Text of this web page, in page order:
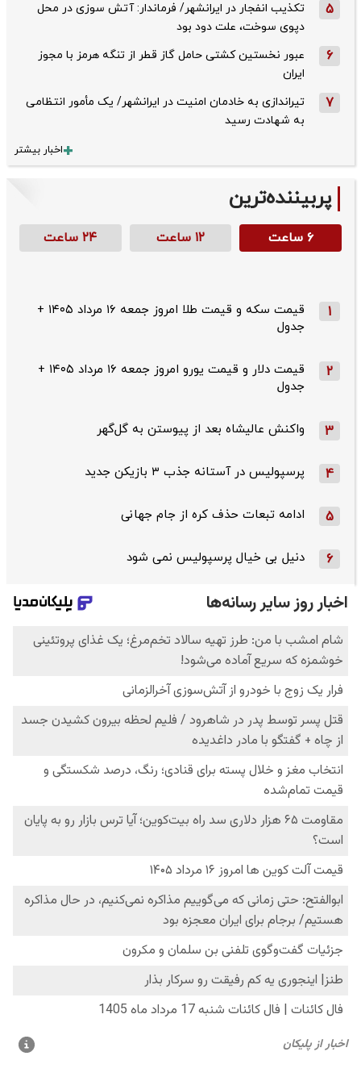
5
تکذیب ‌انفجار در ایرانشهر/ فرماندار: آتش سوزی در محل
دپوی سوخت، علت دود بود
6
عبور نخستین کشتی حامل گاز قطر از تنگه هرمز با مجوز
ایران
7
تیراندازی به خادمان امنیت در ایرانشهر/ یک مأمور انتظامی
به شهادت رسید
اخبار بیشتر
پربیننده‌ترین
۶ ساعت ۱۲ ساعت ۲۴ ساعت
1
قیمت سکه و قیمت طلا امروز جمعه ۱۶ مرداد ۱۴۰۵ +
جدول
2
قیمت دلار و قیمت یورو امروز جمعه ۱۶ مرداد ۱۴۰۵ +
جدول
3 واکنش عالیشاه بعد از پیوستن به گل‌گهر
4 پرسپولیس در آستانه جذب ۳ بازیکن جدید
5 ادامه تبعات حذف کره از جام جهانی
6 دنیل بی خیال پرسپولیس نمی شود